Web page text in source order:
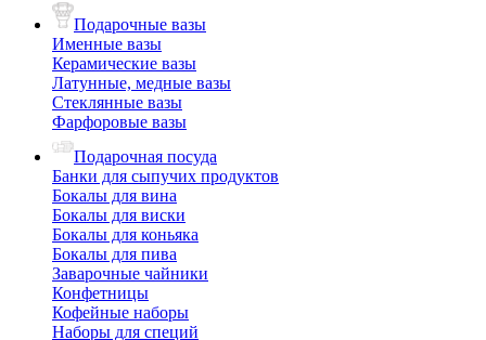
Подарочные вазы
Именные вазы
Керамические вазы
Латунные, медные вазы
Стеклянные вазы
Фарфоровые вазы
Подарочная посуда
Банки для сыпучих продуктов
Бокалы для вина
Бокалы для виски
Бокалы для коньяка
Бокалы для пива
Заварочные чайники
Конфетницы
Кофейные наборы
Наборы для специй